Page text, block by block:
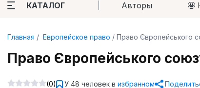
КАТАЛОГ Авторы 🤩
Главная Европейское право Право Європейського
Право Європейського
(0) У 48 человек в избранном